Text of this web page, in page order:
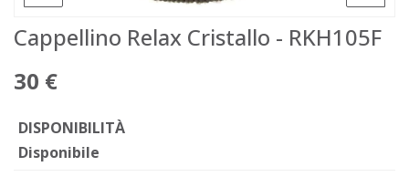
Cappellino Relax Cristallo - RKH105F
30 €
DISPONIBILITÀ
Disponibile